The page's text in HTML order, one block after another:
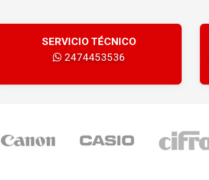
SERVICIO TÉCNICO
2474453536